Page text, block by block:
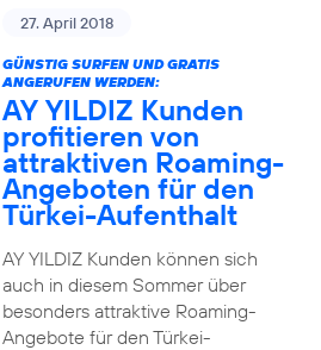
27. April 2018
GÜNSTIG SURFEN UND GRATIS
ANGERUFEN WERDEN:
AY YILDIZ Kunden
profitieren von
attraktiven Roaming-
Angeboten für den
Türkei-Aufenthalt
AY YILDIZ Kunden können sich
auch in diesem Sommer über
besonders attraktive Roaming-
Angebote für den Türkei-